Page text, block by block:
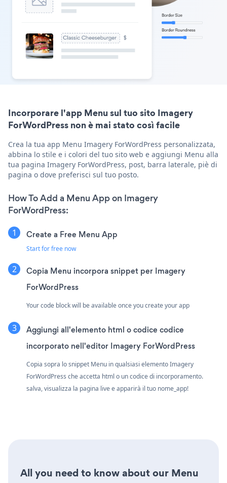
Incorporare l'app Menu sul tuo sito Imagery
ForWordPress non è mai stato così facile
Crea la tua app Menu Imagery ForWordPress personalizzata,
abbina lo stile e i colori del tuo sito web e aggiungi Menu alla
tua pagina Imagery ForWordPress, post, barra laterale, piè di
pagina o dove preferisci sul tuo posto.
How To Add a Menu App on Imagery
ForWordPress:
Create a Free Menu App
Start for free now
Copia Menu incorpora snippet per Imagery
ForWordPress
Your code block will be available once you create your app
Aggiungi all'elemento html o codice codice
incorporato nell'editor Imagery ForWordPress
Copia sopra lo snippet Menu in qualsiasi elemento Imagery
ForWordPress che accetta html o un codice di incorporamento.
salva, visualizza la pagina live e apparirà il tuo nome_app!
All you need to know about our Menu